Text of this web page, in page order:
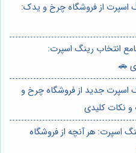
اسپرت از فروشگاه چرخ و یدک:
انتخاب رینگ اسپرت:
🚗
اسپرت جدید از فروشگاه چرخ و
نکات کلیدی
اسپرت: هر آنچه از فروشگاه